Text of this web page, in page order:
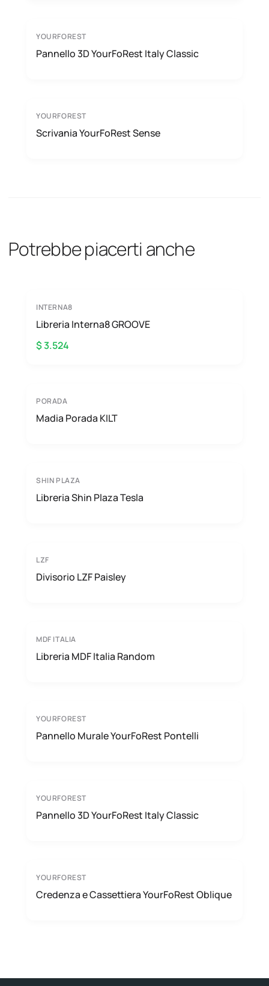
YOURFOREST
Pannello 3D YourFoRest Italy Classic
YOURFOREST
Scrivania YourFoRest Sense
Potrebbe piacerti anche
INTERNA8
Libreria Interna8 GROOVE
$ 3.524
PORADA
Madia Porada KILT
SHIN PLAZA
Libreria Shin Plaza Tesla
LZF
Divisorio LZF Paisley
MDF ITALIA
Libreria MDF Italia Random
YOURFOREST
Pannello Murale YourFoRest Pontelli
YOURFOREST
Pannello 3D YourFoRest Italy Classic
YOURFOREST
Credenza e Cassettiera YourFoRest Oblique